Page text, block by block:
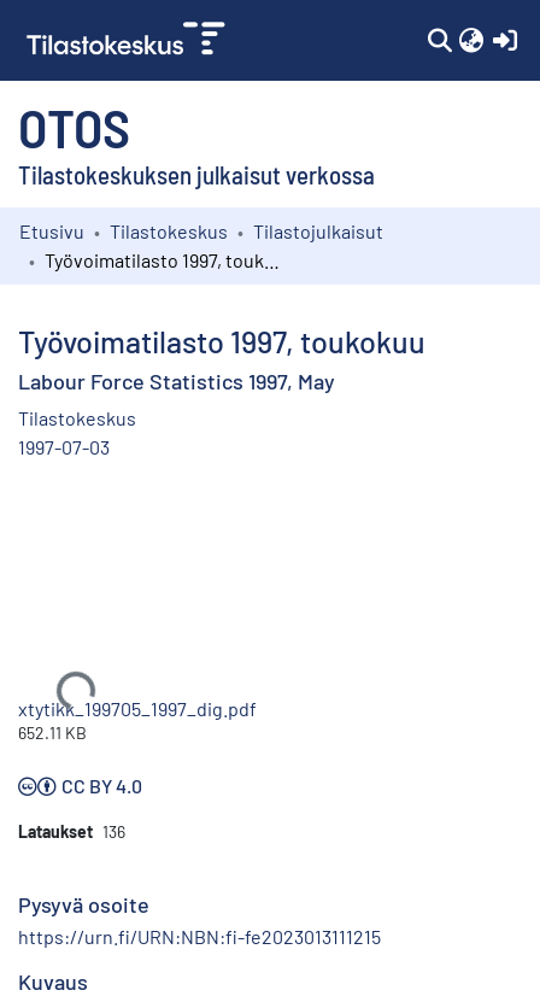
OTOS
Tilastokeskuksen julkaisut verkossa
Kokoelmat
Etusivu Tilastokeskus
Tilastojulkaisut
Työvoimatilasto 1997, toukokuu
Labour Force Statistics 1997, May
Tilastokeskus
1997-07-03
Ladataan...
xtytikk_199705_1997_dig.pdf
652.11 KB
CC BY 4.0
Lataukset 136
Pysyvä osoite
https://urn.fi/URN:NBN:fi-fe2023013111215
Kuvaus